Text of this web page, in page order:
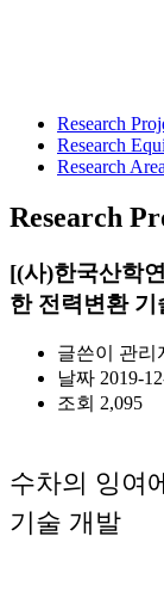
Research
Research
Research Area
Research
[(사)한국산학
한 전력변환 기
글쓴이
관리
날짜 2019-
조회 2,095
수차의 잉여
기술 개발